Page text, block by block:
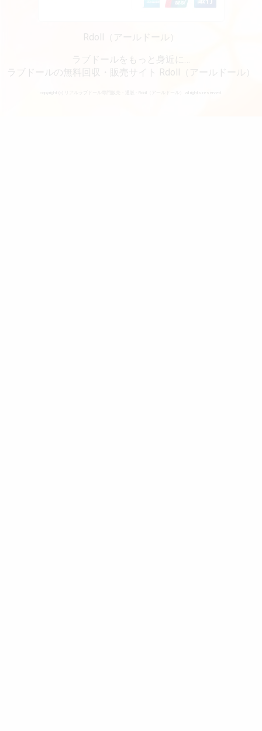
Rdoll（アールドール）
ラブドールをもっと身近に…
ラブドールの無料回収・販売サイト Rdoll（アールドール）